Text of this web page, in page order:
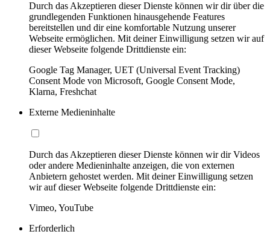
Durch das Akzeptieren dieser Dienste können wir dir über die
grundlegenden Funktionen hinausgehende Features
bereitstellen und dir eine komfortable Nutzung unserer
Webseite ermöglichen. Mit deiner Einwilligung setzen wir auf
dieser Webseite folgende Drittdienste ein:
Google Tag Manager, UET (Universal Event Tracking)
Consent Mode von Microsoft, Google Consent Mode,
Klarna, Freshchat
Externe Medieninhalte
Durch das Akzeptieren dieser Dienste können wir dir Videos
oder andere Medieninhalte anzeigen, die von externen
Anbietern gehostet werden. Mit deiner Einwilligung setzen
wir auf dieser Webseite folgende Drittdienste ein:
Vimeo, YouTube
Erforderlich